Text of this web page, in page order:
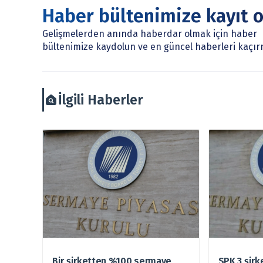
çerçevesinde sunulmaktadır.
Sitemizde bulunan bilgiler ve görüşler, sizin mali
burada yer alan bilgilere dayanarak, yatırım
Haber bültenimize kayıt
Gelişmelerden anında haberdar olmak için haber
bültenimize kaydolun ve en güncel haberleri
İlgili Haberler